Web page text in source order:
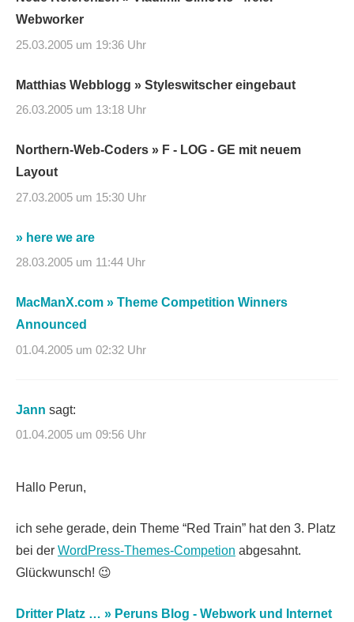
Webworker
25.03.2005 um 19:36 Uhr
Matthias Webblogg » Styleswitscher eingebaut
26.03.2005 um 13:18 Uhr
Northern-Web-Coders » F - LOG - GE mit neuem
Layout
27.03.2005 um 15:30 Uhr
» here we are
28.03.2005 um 11:44 Uhr
MacManX.com » Theme Competition Winners
Announced
01.04.2005 um 02:32 Uhr
Jann sagt:
01.04.2005 um 09:56 Uhr
Hallo Perun,
ich sehe gerade, dein Theme “Red Train” hat den 3. Platz
bei der WordPress-Themes-Competion abgesahnt.
Glückwunsch! 😉
Dritter Platz … » Peruns Blog - Webwork und Internet